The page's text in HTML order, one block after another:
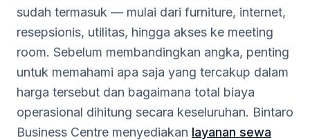
sudah termasuk — mulai dari furniture, internet,
resepsionis, utilitas, hingga akses ke meeting
room. Sebelum membandingkan angka, penting
untuk memahami apa saja yang tercakup dalam
harga tersebut dan bagaimana total biaya
operasional dihitung secara keseluruhan. Bintaro
Business Centre menyediakan layanan sewa